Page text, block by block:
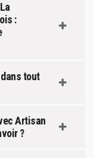
:
tout
Artisan
?